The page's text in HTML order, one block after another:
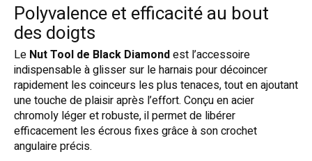
Polyvalence et efficacité au bout
des doigts
Le Nut Tool de Black Diamondest l’accessoire
indispensable à glisser sur le harnais pour décoincer
rapidement les coinceurs les plus tenaces, tout en ajoutant
une touche de plaisir après l’effort. Conçu en acier
chromoly léger et robuste, il permet de libérer
efficacement les écrous fixes grâce à son crochet
angulaire précis.